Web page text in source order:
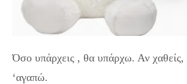
Όσο υπάρχεις , θα υπάρχω. Αν
‘αγαπώ.